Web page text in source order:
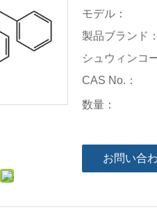
モデル：
製品ブランド：
シュウィンコ
CAS No.：
数量：
お問い合